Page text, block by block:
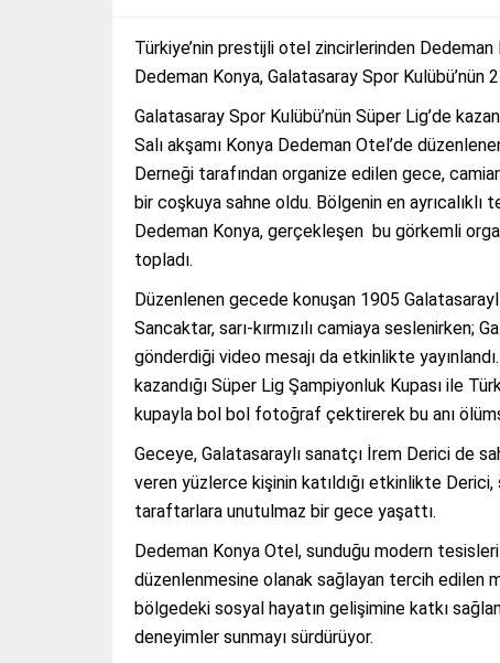
Türkiye’nin prestijli otel zincirlerinden
Dedeman Konya, Galatasaray Spor Kulübü’nün
Galatasaray Spor Kulübü’nün Süper Lig’de
Salı akşamı Konya Dedeman Otel’de
Derneği tarafından organize edilen gece,
bir coşkuya sahne oldu. Bölgenin en
Dedeman Konya, gerçekleşen bu görkemli
topladı.
Düzenlenen gecede konuşan 1905
Sancaktar, sarı-kırmızılı camiaya seslenirken;
gönderdiği video mesajı da etkinlikte
kazandığı Süper Lig Şampiyonluk Kupası ile
kupayla bol bol fotoğraf çektirerek bu anı
Geceye, Galatasaraylı sanatçı İrem Derici de
veren yüzlerce kişinin katıldığı etkinlikte
taraftarlara unutulmaz bir gece yaşattı.
Dedeman Konya Otel, sunduğu modern
düzenlenmesine olanak sağlayan tercih edilen
bölgedeki sosyal hayatın gelişimine katkı
deneyimler sunmayı sürdürüyor.